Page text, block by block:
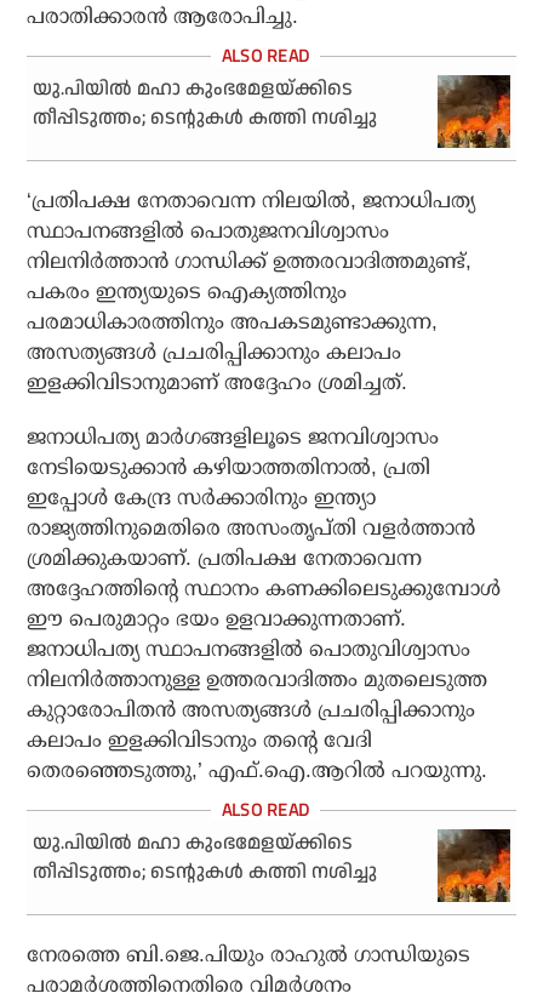
പരാതിക്കാരന്‍ ആരോപിച്ചു.
യു.പിയില്‍ മഹാ കുംഭമേളയ്ക്കിടെ
തീപ്പിടുത്തം; ടെന്റുകള്‍ കത്തി നശിച്ചു
‘പ്രതിപക്ഷ നേതാവെന്ന നിലയില്‍, ജനാധിപത്യ
സ്ഥാപനങ്ങളില്‍ പൊതുജനവിശ്വാസം
നിലനിര്‍ത്താന്‍ ഗാന്ധിക്ക് ഉത്തരവാദിത്തമുണ്ട്,
പകരം ഇന്ത്യയുടെ ഐക്യത്തിനും
പരമാധികാരത്തിനും അപകടമുണ്ടാക്കുന്ന,
അസത്യങ്ങള്‍ പ്രചരിപ്പിക്കാനും കലാപം
ഇളക്കിവിടാനുമാണ് അദ്ദേഹം ശ്രമിച്ചത്.
ജനാധിപത്യ മാര്‍ഗങ്ങളിലൂടെ ജനവിശ്വാസം
നേടിയെടുക്കാന്‍ കഴിയാത്തതിനാല്‍, പ്രതി
ഇപ്പോള്‍ കേന്ദ്ര സര്‍ക്കാരിനും ഇന്ത്യാ
രാജ്യത്തിനുമെതിരെ അസംതൃപ്തി വളര്‍ത്താന്‍
ശ്രമിക്കുകയാണ്. പ്രതിപക്ഷ നേതാവെന്ന
അദ്ദേഹത്തിന്റെ സ്ഥാനം കണക്കിലെടുക്കുമ്പോള്‍
ഈ പെരുമാറ്റം ഭയം ഉളവാക്കുന്നതാണ്.
ജനാധിപത്യ സ്ഥാപനങ്ങളില്‍ പൊതുവിശ്വാസം
നിലനിര്‍ത്താനുള്ള ഉത്തരവാദിത്തം മുതലെടുത്ത
കുറ്റാരോപിതന്‍ അസത്യങ്ങള്‍ പ്രചരിപ്പിക്കാനും
കലാപം ഇളക്കിവിടാനും തന്റെ വേദി
തെരഞ്ഞെടുത്തു,’ എഫ്.ഐ.ആറില്‍ പറയുന്നു.
യു.പിയില്‍ മഹാ കുംഭമേളയ്ക്കിടെ
തീപ്പിടുത്തം; ടെന്റുകള്‍ കത്തി നശിച്ചു
നേരത്തെ ബി.ജെ.പിയും രാഹുല്‍ ഗാന്ധിയുടെ
പരാമര്‍ശത്തിനെതിരെ വിമര്‍ശനം